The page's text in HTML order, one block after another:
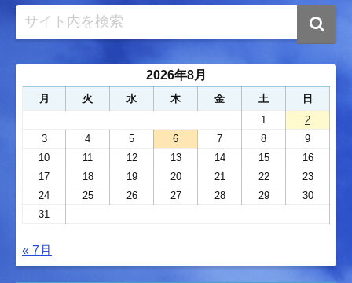
2026年8月
月 火 水 木 金 土
日
1
2
3
4 5 6 7 8
9
10
11 12 13 14 15
16
17
18 19 20 21 22
23
24
25 26 27 28 29
30
31
« 7月